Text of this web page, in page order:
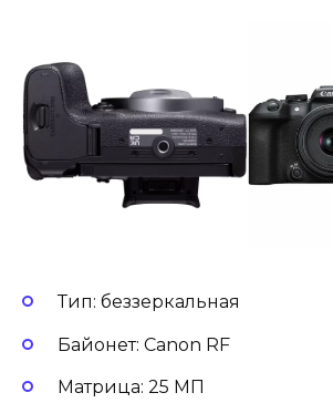
Тип: беззеркальная
Байонет: Canon RF
Матрица: 25 МП